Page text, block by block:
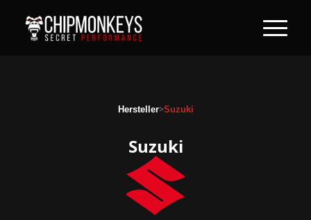
Hersteller>Suzuki
Suzuki